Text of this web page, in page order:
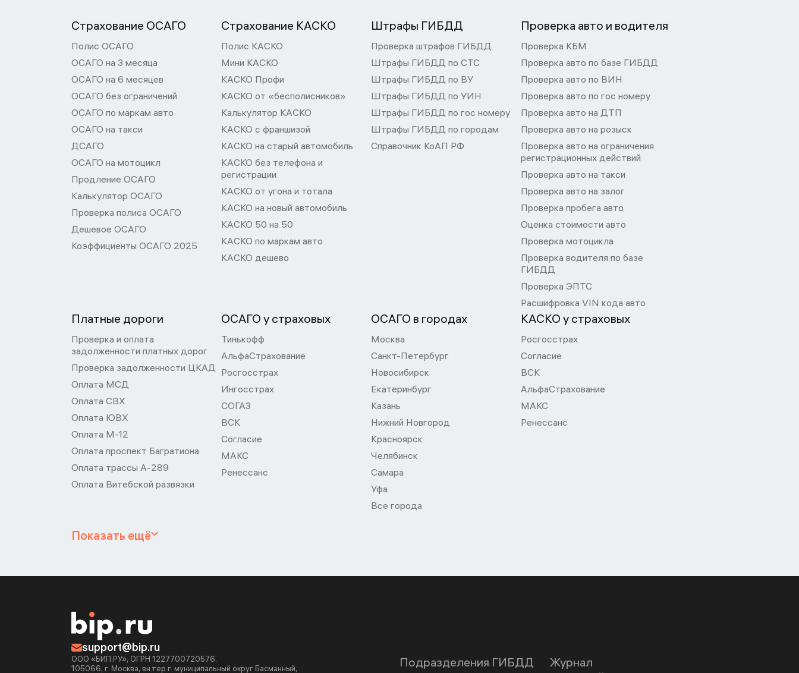
Страхование ОСАГО
Полис ОСАГО
ОСАГО на 3 месяца
ОСАГО на 6 месяцев
ОСАГО без ограничений
ОСАГО по маркам авто
ОСАГО на такси
ДСАГО
ОСАГО на мотоцикл
Продление ОСАГО
Калькулятор ОСАГО
Проверка полиса ОСАГО
Дешевое ОСАГО
Коэффициенты ОСАГО 2025
Страхование КАСКО
Полис КАСКО
Мини КАСКО
КАСКО Профи
КАСКО от «бесполисников»
Калькулятор КАСКО
КАСКО с франшизой
КАСКО на старый автомобиль
КАСКО без телефона и
регистрации
КАСКО от угона и тотала
КАСКО на новый автомобиль
КАСКО 50 на 50
КАСКО по маркам авто
КАСКО дешево
Штрафы ГИБДД
Проверка штрафов ГИБДД
Штрафы ГИБДД по СТС
Штрафы ГИБДД по ВУ
Штрафы ГИБДД по УИН
Штрафы ГИБДД по гос номеру
Штрафы ГИБДД по городам
Справочник КоАП РФ
Проверка авто и водителя
Проверка КБМ
Проверка авто по базе ГИБДД
Проверка авто по ВИН
Проверка авто по гос номеру
Проверка авто на ДТП
Проверка авто на розыск
Проверка авто на ограничения
регистрационных действий
Проверка авто на такси
Проверка авто на залог
Проверка пробега авто
Оценка стоимости авто
Проверка мотоцикла
Проверка водителя по базе
ГИБДД
Проверка ЭПТС
Расшифровка VIN кода авто
Платные дороги
Проверка и оплата
задолженности платных дорог
Проверка задолженности ЦКАД
Оплата МСД
Оплата СВХ
Оплата ЮВХ
Оплата М-12
Оплата проспект Багратиона
Оплата трассы А-289
Оплата Витебской развязки
ОСАГО у страховых
Тинькофф
АльфаСтрахование
Росгосстрах
Ингосстрах
СОГАЗ
ВСК
Согласие
МАКС
Ренессанс
ОСАГО в городах
Москва
Санкт-Петербург
Новосибирск
Екатеринбург
Казань
Нижний Новгород
Красноярск
Челябинск
Самара
Уфа
Все города
КАСКО у страховых
Росгосстрах
Согласие
ВСК
АльфаСтрахование
МАКС
Ренессанс
Показать ещё
support@bip.ru
ООО «БИП.РУ», ОГРН 1227700720576.
105066, г. Москва, вн.тер.г. муниципальный округ Басманный,
Подразделения ГИБДД
Журнал